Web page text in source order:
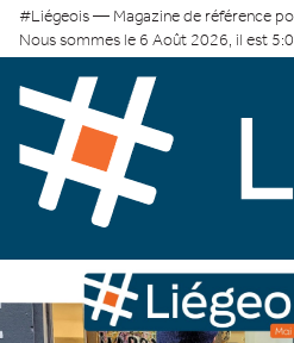
#Liégeois — Magazine de référence
Nous sommes le 6 Août 2026, il est